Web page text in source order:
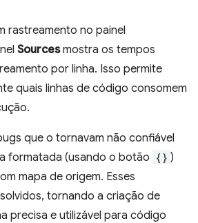
rastreamento no painel
Sourcesmostra os tempos
por linha. Isso permite
quais linhas de código consomem
que o tornavam não confiável
formatada (usando o botão {} )
mapa de origem. Esses
tornando a criação de
precisa e utilizável para código